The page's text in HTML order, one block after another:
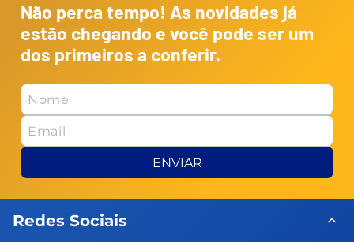
Não perca tempo! As novidades já
estão chegando e você pode ser um
dos primeiros a conferir.
ENVIAR
Redes Sociais